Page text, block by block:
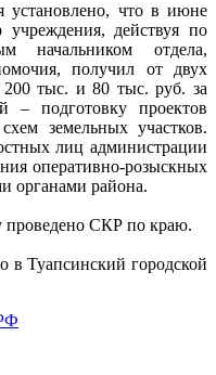
установлено, что в июне
учреждения, действуя по
начальником отдела,
получил от двух
200 тыс. и 80 тыс. руб. за
– подготовку проектов
земельных участков.
лиц администрации
оперативно-розыскных
органами района.
проведено СКР по краю.
в Туапсинский городской